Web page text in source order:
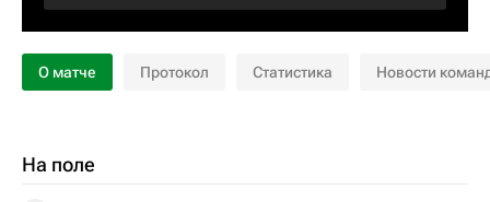
О матче Протокол Статистика Новости
На поле